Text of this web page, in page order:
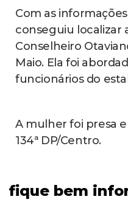
Com as
conseguiu localizar
Conselheiro
Maio. Ela foi
funcionários do
A mulher foi presa
134ª DP/Centro.
fique bem